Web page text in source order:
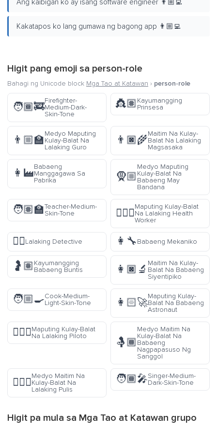
Ang kaibigan ko ay isang software engineer 👨🏼‍💻
Kakatapos ko lang gumawa ng bagong app 👨🏼‍💻
Higit pang emoji sa person-role
Bahagi ng Unicode block Mga Tao at Katawan › person-role
🧑🏾‍🚒
Firefighter-
Medium-Dark-
Skin-Tone
👸🏽Kayumangging
Prinsesa
👨🏼‍🏫
Medyo Maputing
Kulay-Balat Na
Lalaking Guro
👨🏿‍🌾
Maitim Na Kulay-
Balat Na Lalaking
Magsasaka
👩‍🏭
Babaeng
Manggagawa Sa
Pabrika
🧕🏼
Medyo Maputing
Kulay-Balat Na
Babaeng May
Bandana
🧑🏽‍🏫Teacher-Medium-
Skin-Tone
👨🏻‍⚕️
Maputing Kulay-Balat
Na Lalaking Health
Worker
🕵️‍♂️Lalaking Detective 👩‍🔧Babaeng Mekaniko
🤰🏽Kayumangging
Babaeng Buntis
👩🏿‍🔬
Maitim Na Kulay-
Balat Na Babaeng
Siyentipiko
🧑🏼‍🍳Cook-Medium-
Light-Skin-Tone
👩🏻‍🚀
Maputing Kulay-
Balat Na Babaeng
Astronaut
👨🏻‍✈️Maputing Kulay-Balat
Na Lalaking Piloto
🤱🏾
Medyo Maitim Na
Kulay-Balat Na
Babaeng
Nagpapasuso Ng
Sanggol
👮🏾‍♂️
Medyo Maitim Na
Kulay-Balat Na
Lalaking Pulis
🧑🏾‍🎤Singer-Medium-
Dark-Skin-Tone
Higit pa mula sa Mga Tao at Katawan grupo